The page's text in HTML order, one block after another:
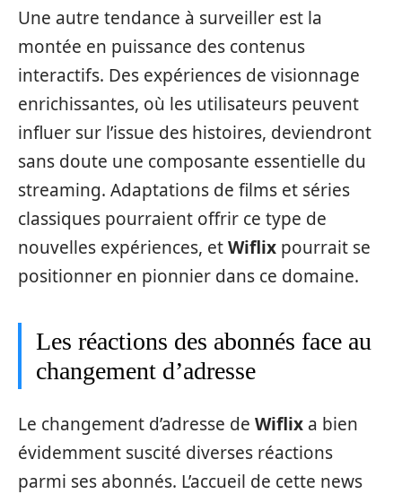
Une autre tendance à surveiller est la
montée en puissance des contenus
interactifs. Des expériences de visionnage
enrichissantes, où les utilisateurs peuvent
influer sur l’issue des histoires, deviendront
sans doute une composante essentielle du
streaming. Adaptations de films et séries
classiques pourraient offrir ce type de
nouvelles expériences, etWiflix pourrait se
positionner en pionnier dans ce domaine.
Les réactions des abonnés face au
changement d’adresse
Le changement d’adresse de Wiflix a bien
évidemment suscité diverses réactions
parmi ses abonnés. L’accueil de cette news